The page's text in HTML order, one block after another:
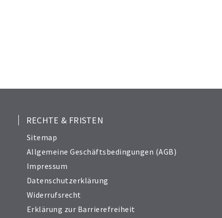
RECHTE & FRISTEN
Sitemap
Allgemeine Geschäftsbedingungen (AGB)
Impressum
Datenschutzerklärung
Widerrufsrecht
Erklärung zur Barrierefreiheit